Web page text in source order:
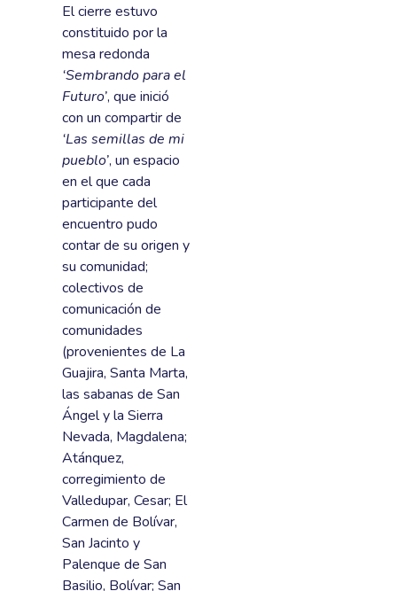
El cierre estuvo
constituido por la
mesa redonda
‘Sembrando para el
Futuro’, que inició
con un compartir de
‘Las semillas de mi
pueblo’, un espacio
en el que cada
participante del
encuentro pudo
contar de su origen y
su comunidad;
colectivos de
comunicación de
comunidades
(provenientes de La
Guajira, Santa Marta,
las sabanas de San
Ángel y la Sierra
Nevada, Magdalena;
Atánquez,
corregimiento de
Valledupar, Cesar; El
Carmen de Bolívar,
San Jacinto y
Palenque de San
Basilio, Bolívar; San